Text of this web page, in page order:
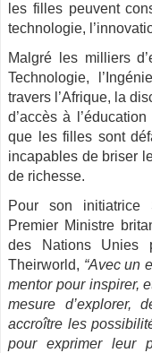
les filles peuvent
technologie,
Malgré les milliers
Technologie,
travers l’Afrique, la
d’accès à
que les filles sont
incapables de briser
de richesse.
Pour son initiatrice
Premier Ministre
des Nations Unies
Theirworld, “Avec un
mentor pour inspirer,
mesure d’explorer,
accroître les
pour exprimer leur